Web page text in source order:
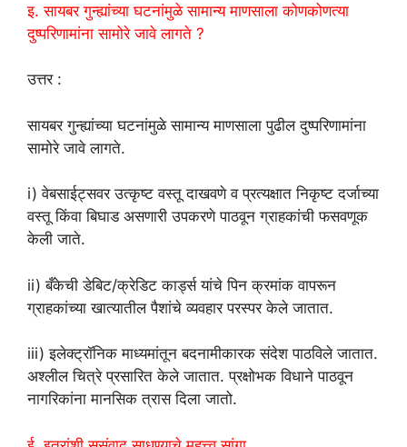
इ. सायबर गुन्ह्यांच्या घटनांमुळे सामान्य माणसाला कोणकोणत्या
दुष्परिणामांना सामोरे जावे लागते ?
उत्तर :
सायबर गुन्ह्यांच्या घटनांमुळे सामान्य माणसाला पुढील दुष्परिणामांना
सामोरे जावे लागते.
i) वेबसाईट्सवर उत्कृष्ट वस्तू दाखवणे व प्रत्यक्षात निकृष्ट दर्जाच्या
वस्तू किंवा बिघाड असणारी उपकरणे पाठवून ग्राहकांची फसवणूक
केली जाते.
ii) बँकेची डेबिट/क्रेडिट कार्ड्स यांचे पिन क्रमांक वापरून
ग्राहकांच्या खात्यातील पैशांचे व्यवहार परस्पर केले जातात.
iii) इलेक्ट्रॉनिक माध्यमांतून बदनामीकारक संदेश पाठविले जातात.
अश्लील चित्रे प्रसारित केले जातात. प्रक्षोभक विधाने पाठवून
नागरिकांना मानसिक त्रास दिला जातो.